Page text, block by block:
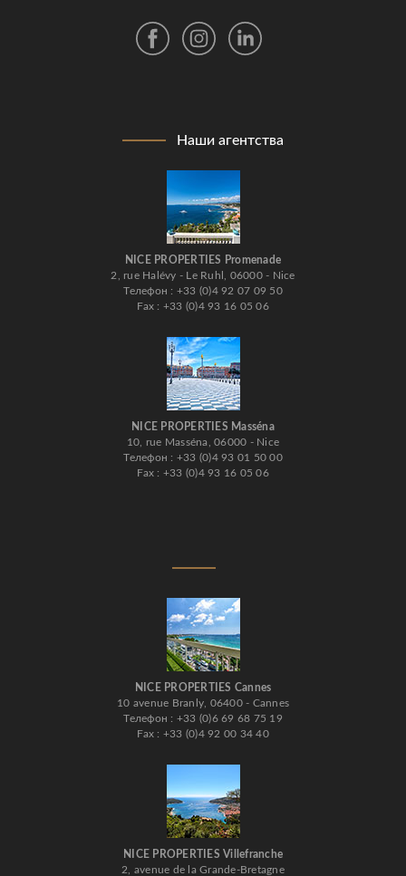
Наши агентства
NICE PROPERTIES Promenade
2, rue Halévy - Le Ruhl, 06000 - Nice
Телефон : +33 (0)4 92 07 09 50
Fax : +33 (0)4 93 16 05 06
NICE PROPERTIES Masséna
10, rue Masséna, 06000 - Nice
Телефон : +33 (0)4 93 01 50 00
Fax : +33 (0)4 93 16 05 06
NICE PROPERTIES Cannes
10 avenue Branly, 06400 - Cannes
Телефон : +33 (0)6 69 68 75 19
Fax : +33 (0)4 92 00 34 40
NICE PROPERTIES Villefranche
2, avenue de la Grande-Bretagne